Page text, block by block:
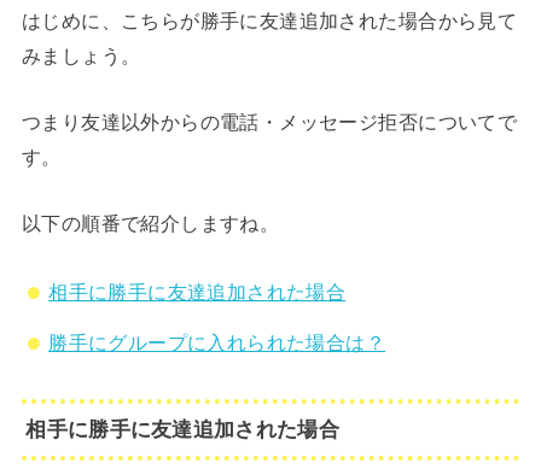
はじめに、こちらが勝手に友達追加された場合から見て
みましょう。
つまり友達以外からの電話・メッセージ拒否についてで
す。
以下の順番で紹介しますね。
相手に勝手に友達追加された場合
勝手にグループに入れられた場合は？
相手に勝手に友達追加された場合